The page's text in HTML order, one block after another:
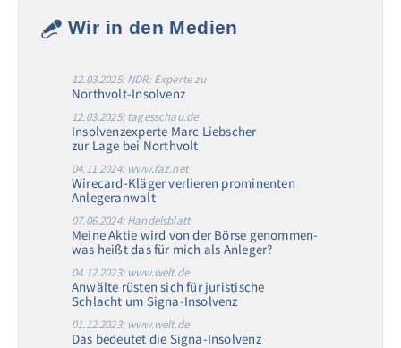
Wir in den Medien
12.03.2025: NDR: Experte zu
Northvolt-Insolvenz
12.03.2025: tagesschau.de
Insolvenzexperte Marc Liebscher
zur Lage bei Northvolt
04.11.2024: www.faz.net
Wirecard-Kläger verlieren prominenten
Anlegeranwalt
07.06.2024: Handelsblatt
Meine Aktie wird von der Börse genommen-
was heißt das für mich als Anleger?
04.12.2023: www.welt.de
Anwälte rüsten sich für juristische
Schlacht um Signa-Insolvenz
01.12.2023: www.welt.de
Das bedeutet die Signa-Insolvenz